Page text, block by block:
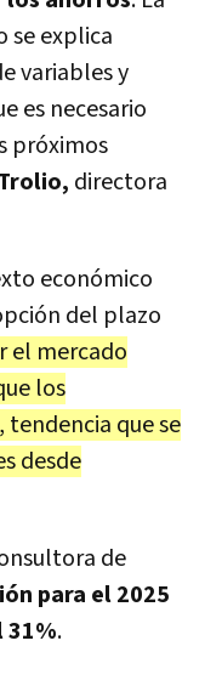
se explica
variables y
es necesario
próximos
directora
económico
del plazo
el mercado
los
que se
desde
de
para el 2025
31%.